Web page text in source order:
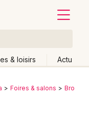
& loisirs Actu
Foires & salons